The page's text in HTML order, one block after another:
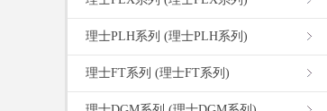
理士PLH系列 (理士PLH系列)
理士FT系列 (理士FT系列)